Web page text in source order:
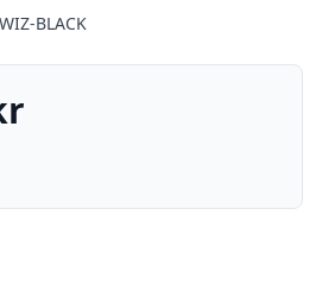
BLACK